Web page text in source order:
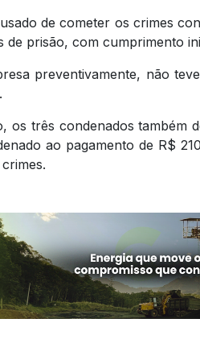
de cometer os crimes
de prisão, com cumprimento
preventivamente, não
os três condenados também
ao pagamento de R$